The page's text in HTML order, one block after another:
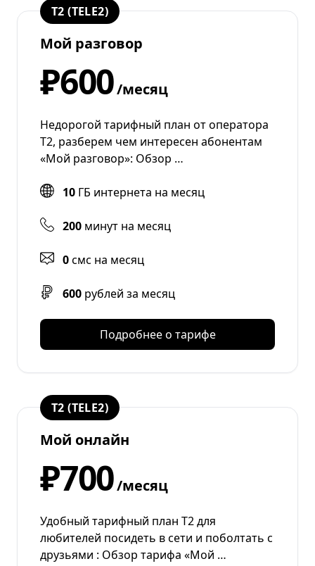
T2 (TELE2)
Мой разговор
₽600/месяц
Недорогой тарифный план от оператора
T2, разберем чем интересен абонентам
«Мой разговор»: Обзор …
10 ГБ интернета на месяц
200 минут на месяц
0смс на месяц
600 рублей за месяц
Подробнее о тарифе
T2 (TELE2)
Мой онлайн
₽700/месяц
Удобный тарифный план Т2 для
любителей посидеть в сети и поболтать с
друзьями : Обзор тарифа «Мой …